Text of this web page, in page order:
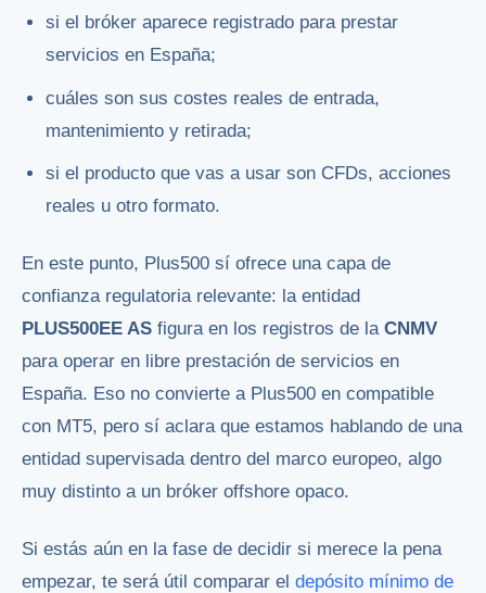
si el bróker aparece registrado para prestar
servicios en España;
cuáles son sus costes reales de entrada,
mantenimiento y retirada;
si el producto que vas a usar son CFDs, acciones
reales u otro formato.
En este punto, Plus500 sí ofrece una capa de
confianza regulatoria relevante: la entidad
PLUS500EE AS figura en los registros de la CNMV
para operar en libre prestación de servicios en
España. Eso no convierte a Plus500 en compatible
con MT5, pero sí aclara que estamos hablando de una
entidad supervisada dentro del marco europeo, algo
muy distinto a un bróker offshore opaco.
Si estás aún en la fase de decidir si merece la pena
empezar, te será útil comparar el depósito mínimo de